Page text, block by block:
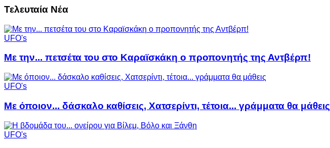
Τελευταία Νέα
UFO's
Με την... πετσέτα του στο Καραϊσκάκη ο προπονητής της Αντβέρπ!
UFO's
Με όποιον... δάσκαλο καθίσεις, Χατσερίντι, τέτοια... γράμματα θα μάθεις
UFO's